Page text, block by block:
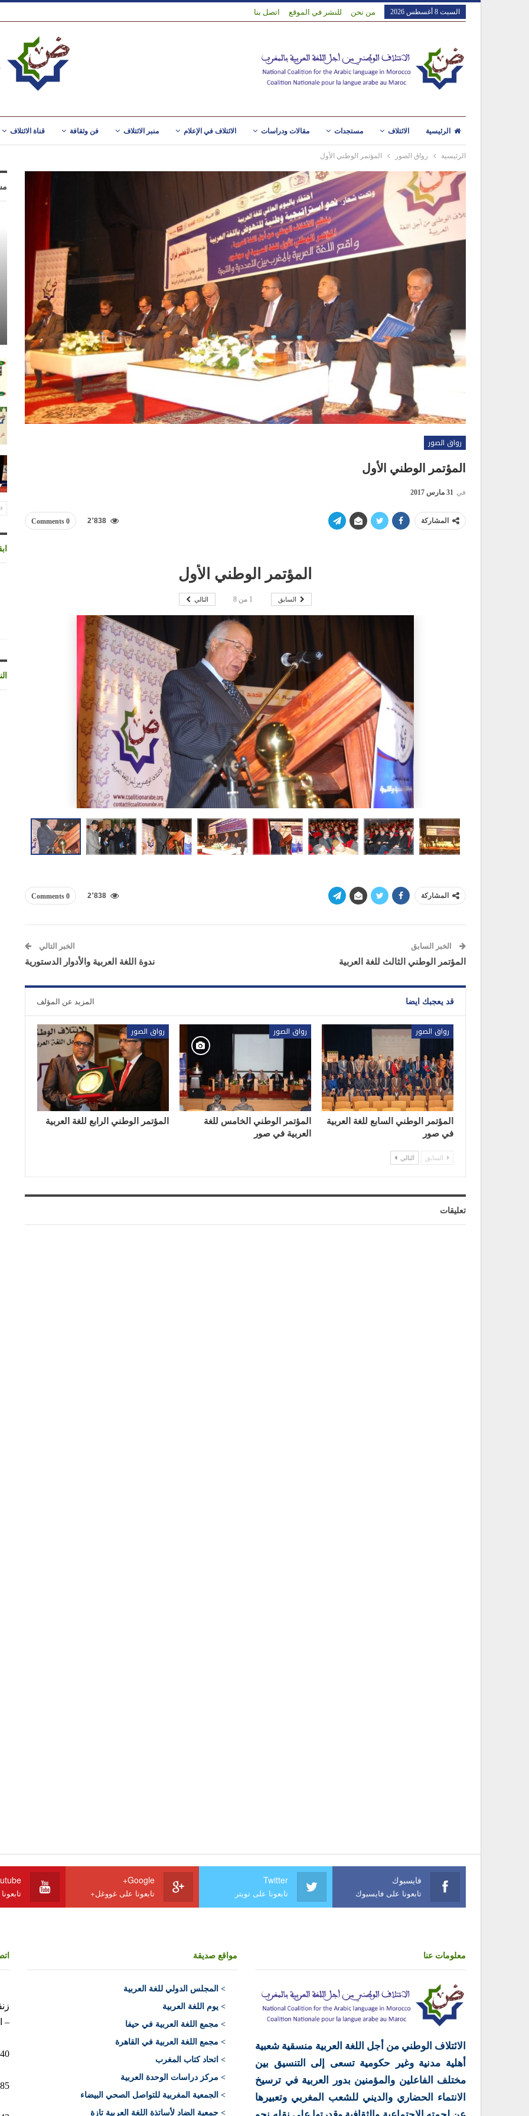
السبت 8 أغسطس 2026 من نحن للنشر في الموقع اتصل بنا
الرئيسية الائتلاف مستجدات مقالات ودراسات الائتلاف في الإعلام منبر الائتلاف فن وثقافة قناة الائتلاف
الرئيسية رواق الصور المؤتمر الوطني الأول
رواق الصور
المؤتمر الوطني الأول
في 31 مارس 2017
المشاركة 0 Comments 2٬838
المؤتمر الوطني الأول
السابق 1 من 8 التالي
المشاركة 0 Comments 2٬838
الخبر السابق
المؤتمر الوطني الثالث للغة العربية
الخبر التالي
ندوة اللغة العربية والأدوار الدستورية
قد يعجبك ايضا المزيد عن المؤلف
رواق الصور
المؤتمر الوطني السابع للغة العربية
في صور
رواق الصور
المؤتمر الوطني الخامس للغة
العربية في صور
رواق الصور
المؤتمر الوطني الرابع للغة العربية
السابق التالي
تعليقات
فايسبوك
تابعونا على فايسبوك
Twitter
تابعونا على تويتر
Google+
تابعونا على غووغل+
معلومات عنا
الائتلاف الوطني من أجل اللغة العربية منسقية شعبية
أهلية مدنية وغير حكومية تسعى إلى التنسيق بين
مختلف الفاعلين والمؤمنين بدور العربية في ترسيخ
الانتماء الحضاري والديني للشعب المغربي وتعبيرها
مواقع صديقة
> المجلس الدولي للغة العربية
> يوم اللغة العربية
> مجمع اللغة العربية في حيفا
> مجمع اللغة العربية في القاهرة
> اتحاد كتاب المغرب
> مركز دراسات الوحدة العربية
> الجمعية المغربية للتواصل الصحي البيضاء
> جمعية الضاد لأساتذة اللغة العربية تازة
–
10040